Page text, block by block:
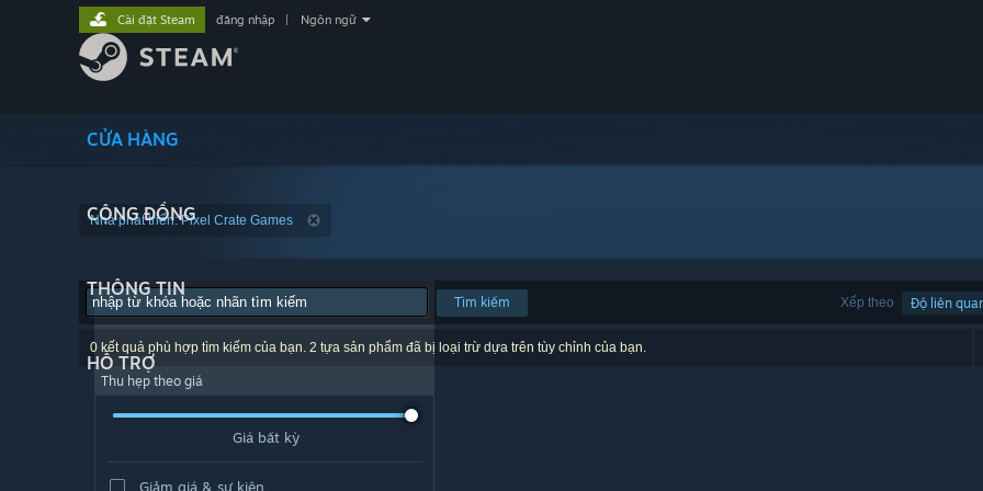
CỬA HÀNG
CỘNG ĐỒNG
THÔNG TIN
HỖ TRỢ
Cài đặt Steam đăng nhập Ngôn ngữ
Nhà phát triển: Pixel Crate Games
Xếp theo Độ liên
Tìm kiếm
0 kết quả phù hợp tìm kiếm của bạn. 2 tựa sản phẩm đã bị loại trừ dựa trên tùy chỉnh của bạn.
Thu hẹp theo giá
Giá bất kỳ
Giảm giá & sự kiện